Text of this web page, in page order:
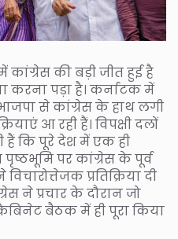
की बड़ी जीत हुई है
करना पड़ा है। कर्नाटक में
से कांग्रेस के हाथ लगी
आ रही हैं। विपक्षी दलों
हैं कि पूरे देश में एक ही
पृष्ठभूमि पर कांग्रेस के पूर्व
प्रतिक्रिया दी
ने प्रचार के दौरान जो
बैठक में ही पूरा किया